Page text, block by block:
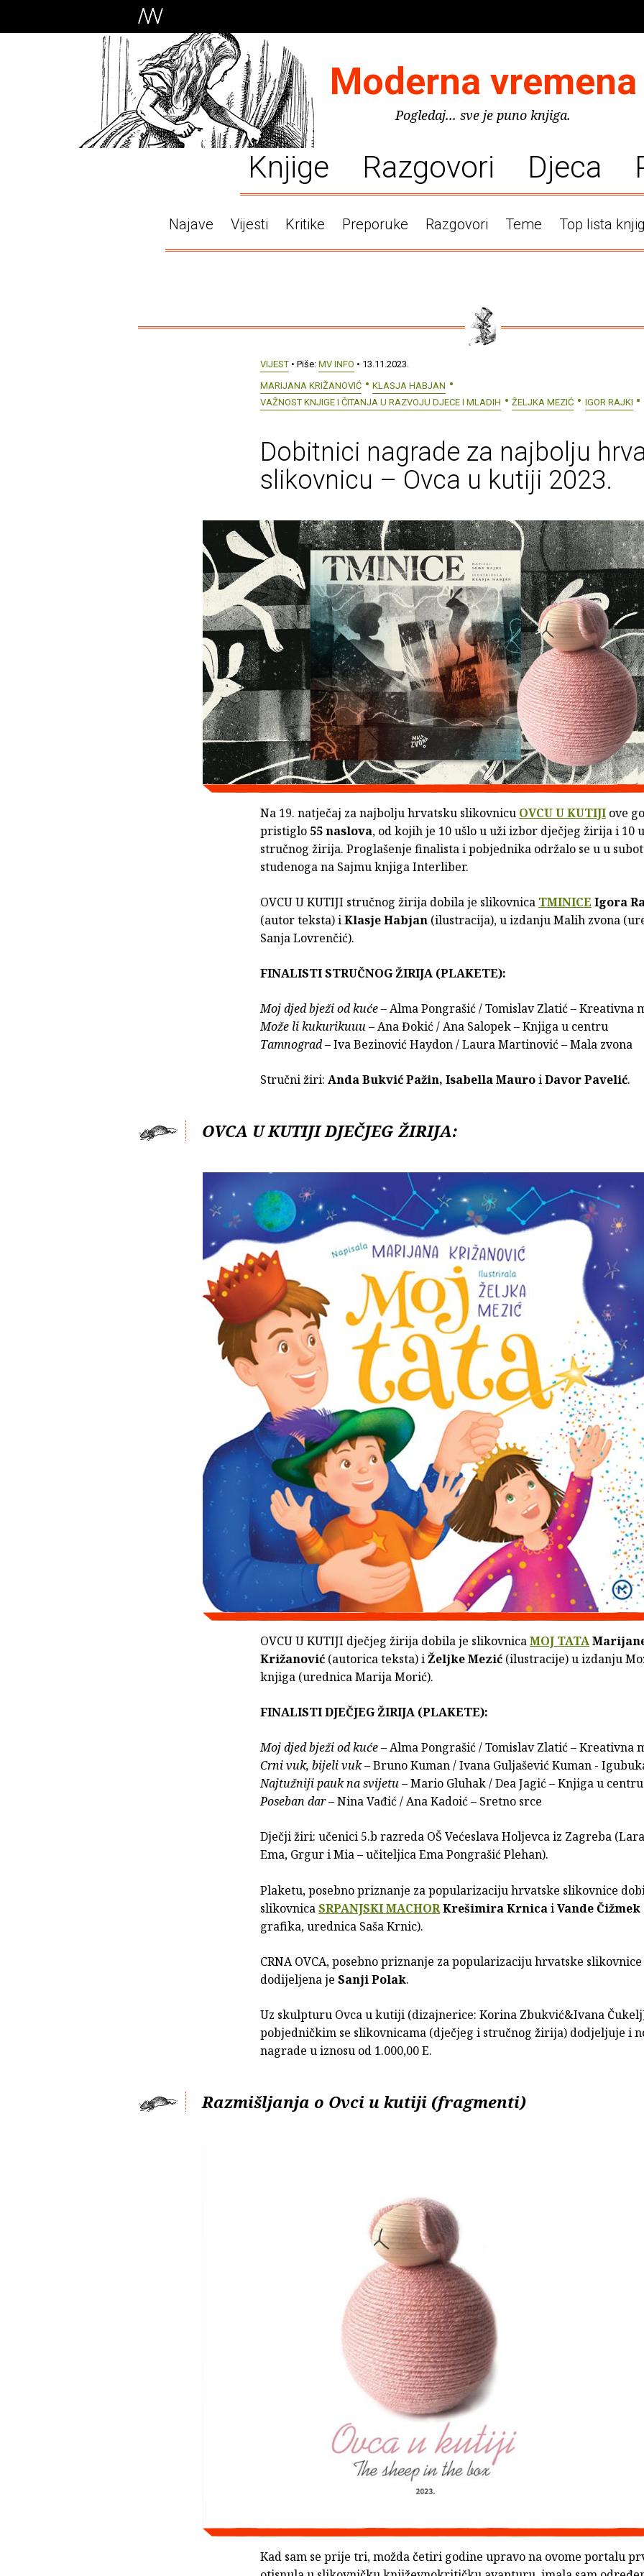
Moderna vremena
Pogledaj... sve je puno knjiga.
Knjige Razgovori Djeca
Najave Vijesti Kritike Preporuke Razgovori Teme Top lista
VIJEST • Piše: MV INFO • 13.11.2023.
MARIJANA KRIŽANOVIĆ
KLASJA HABJAN
VAŽNOST KNJIGE I ČITANJA U RAZVOJU DJECE I MLADIH
ŽELJKA MEZIĆ IGOR RAJKI
Dobitnici nagrade za najbolju
slikovnicu – Ovca u kutiji 2023.
Na 19. natječaj za najbolju hrvatsku slikovnicu OVCU U KUTIJI ove
pristiglo 55 naslova, od kojih je 10 ušlo u uži izbor dječjeg žirija i 10
stručnog žirija. Proglašenje finalista i pobjednika održalo se u u
studenoga na Sajmu knjiga Interliber.
OVCU U KUTIJI stručnog žirija dobila je slikovnica TMINICE Igora
(autor teksta) iKlasje Habjan (ilustracija), u izdanju Malih zvona
Sanja Lovrenčić).
FINALISTI STRUČNOG ŽIRIJA (PLAKETE):
Moj djed bježi od kuće– Alma Pongrašić / Tomislav Zlatić – Kreativna
Može li kukurikuuu– Ana Đokić / Ana Salopek – Knjiga u centru
Tamnograd– Iva Bezinović Haydon / Laura Martinović – Mala zvona
Stručni žiri: Anda Bukvić Pažin, Isabella MauroiDavor Pavelić.
OVCA U KUTIJI DJEČJEG ŽIRIJA:
OVCU U KUTIJI dječjeg žirija dobila je slikovnicaMOJ TATA
Križanović (autorica teksta) iŽeljke Mezić (ilustracije) u izdanju
knjiga (urednica Marija Morić).
FINALISTI DJEČJEG ŽIRIJA (PLAKETE):
Moj djed bježi od kuće– Alma Pongrašić / Tomislav Zlatić – Kreativna
Crni vuk, bijeli vuk– Bruno Kuman / Ivana Guljašević Kuman -
Najtužniji pauk na svijetu– Mario Gluhak / Dea Jagić – Knjiga u centru
Poseban dar– Nina Vađić / Ana Kadoić – Sretno srce
Dječji žiri: učenici 5.b razreda OŠ Većeslava Holjevca iz Zagreba
Ema, Grgur i Mia – učiteljica Ema Pongrašić Plehan).
Plaketu, posebno priznanje za popularizaciju hrvatske slikovnice
slikovnicaSRPANJSKI MACHORKrešimira KrnicaiVande Čižmek
grafika, urednica Saša Krnic).
CRNA OVCA, posebno priznanje za popularizaciju hrvatske slikovnice
dodijeljena je Sanji Polak.
Uz skulpturu Ovca u kutiji (dizajnerice: Korina Zbukvić&Ivana
pobjedničkim se slikovnicama (dječjeg i stručnog žirija) dodjeljuje i
nagrade u iznosu od 1.000,00 E.
Razmišljanja o Ovci u kutiji (fragmenti)
Kad sam se prije tri, možda četiri godine upravo na ovome portalu